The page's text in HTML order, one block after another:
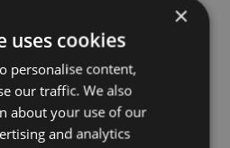
– MARBELLA ESTE
TOTALMENTE
2020 CON
×
uses cookies
personalise content,
our traffic. We also
about your use of our
and analytics